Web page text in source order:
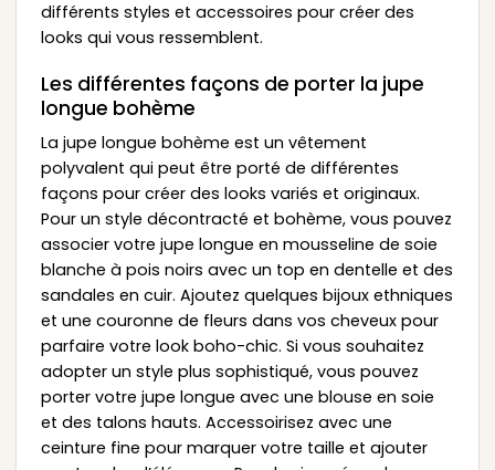
différents styles et accessoires pour créer des
looks qui vous ressemblent.
Les différentes façons de porter la jupe
longue bohème
La jupe longue bohème est un vêtement
polyvalent qui peut être porté de différentes
façons pour créer des looks variés et originaux.
Pour un style décontracté et bohème, vous pouvez
associer votre jupe longue en mousseline de soie
blanche à pois noirs avec un top en dentelle et des
sandales en cuir. Ajoutez quelques bijoux ethniques
et une couronne de fleurs dans vos cheveux pour
parfaire votre look boho-chic. Si vous souhaitez
adopter un style plus sophistiqué, vous pouvez
porter votre jupe longue avec une blouse en soie
et des talons hauts. Accessoirisez avec une
ceinture fine pour marquer votre taille et ajouter